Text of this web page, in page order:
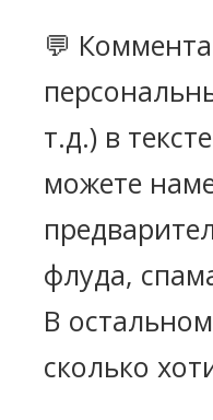
💬
т.д.) в
можете
флуда,
В
сколько